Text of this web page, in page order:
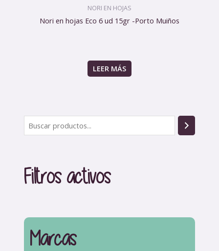
u
a
Filtros activos
Marcas
NORI EN HOJAS
Nori en hojas Eco 6 ud 15gr -Porto Muiños
LEER MÁS